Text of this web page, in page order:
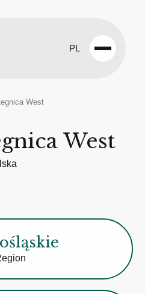
PL
Open
West
West